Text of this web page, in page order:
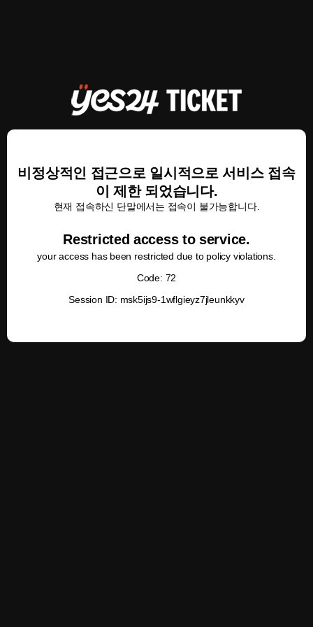
비정상적인 접근으로 일시적으로 서비스 접속
이 제한 되었습니다.
현재 접속하신 단말에서는 접속이 불가능합니다.
Restricted access to service.
your access has been restricted due to policy violations.
Code: 72
Session ID: msk5ijs9-1wflgieyz7jleunkkyv